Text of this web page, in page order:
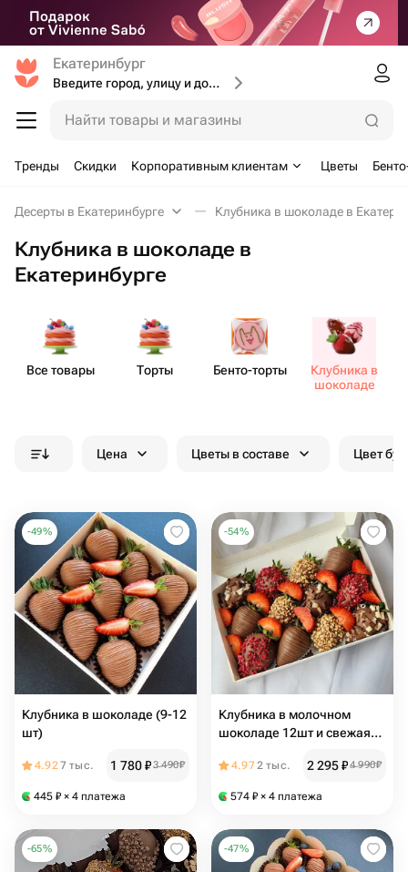
Екатеринбург
Введите город, улицу и дом доставки
Найти товары и магазины
Тренды Скидки Корпоративным клиентам Цветы
Десерты в Екатеринбурге Клубника в шоколаде в
Клубника в шоколаде в
Екатеринбурге
Все товары Торты Бенто​-торты
Клубника в
шоколаде
Цена Цветы в составе Цвет
-49%
Клубника в шоколаде (9-12
шт)
4.927 тыс. 1 780₽3 490₽
445 ₽ × 4 платежа
-54%
Клубника в молочном
шоколаде 12шт и свежая
4.972 тыс. 2 295₽4 990₽
574 ₽ × 4 платежа
-65% -47%